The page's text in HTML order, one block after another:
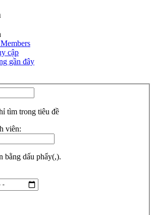
cập
gần đây
tìm trong tiêu đề
viên:
bằng dấu phẩy(,).